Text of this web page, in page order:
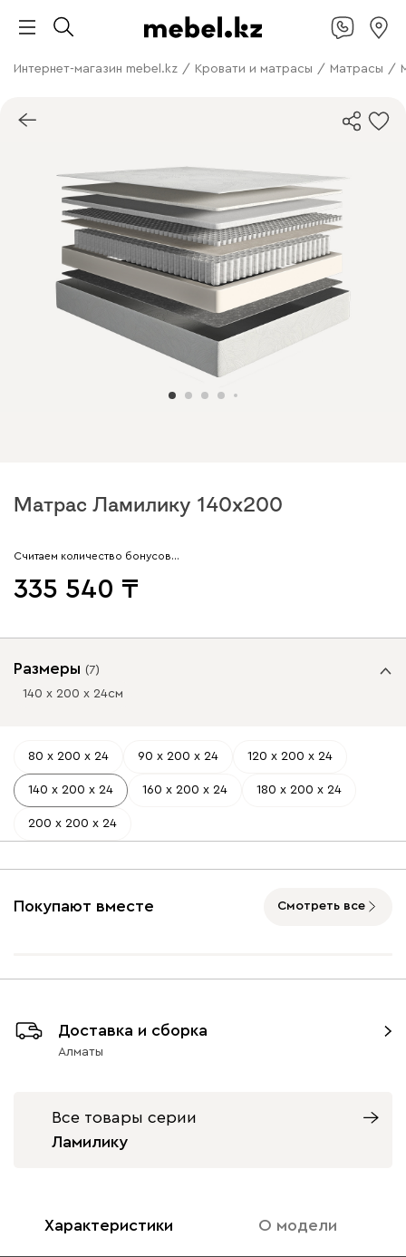
Интернет-магазин mebel.kz / Кровати и матрасы / Матрасы /
Матрас Ламилику 140x200
Считаем количество бонусов…
335 540
Размеры (7)
140 х 200 х 24см
80 х 200 х 24 90 х 200 х 24 120 х 200 х 24
140 х 200 х 24 160 х 200 х 24 180 х 200 х 24
200 х 200 х 24
Покупают вместе Смотреть все
Доставка и сборка
Алматы
Все товары серии
Ламилику
Характеристики О модели